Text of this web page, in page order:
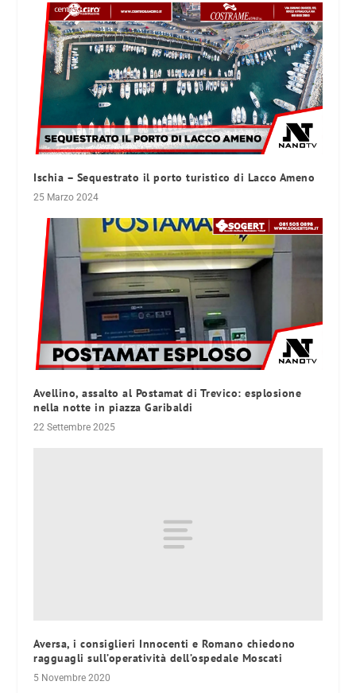
Ischia – Sequestrato il porto turistico di Lacco Ameno
25 Marzo 2024
Avellino, assalto al Postamat di Trevico: esplosione
nella notte in piazza Garibaldi
22 Settembre 2025
Aversa, i consiglieri Innocenti e Romano chiedono
ragguagli sull’operatività dell’ospedale Moscati
5 Novembre 2020